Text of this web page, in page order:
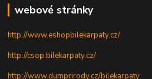
webové stránky
http://www.eshopbilekarpaty.cz/
http://csop.bilekarpaty.cz/
http://www.dumprirody.cz/bilekarpaty